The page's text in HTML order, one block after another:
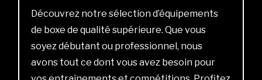
Découvrez notre sélection d’équipements
de boxe de qualité supérieure. Que vous
soyez débutant ou professionnel, nous
avons tout ce dont vous avez besoin pour